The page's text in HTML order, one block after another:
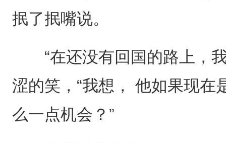
抿了抿嘴说。
“在还没有回国的路上，我
涩的笑，“我想， 他如果现在
么一点机会？”